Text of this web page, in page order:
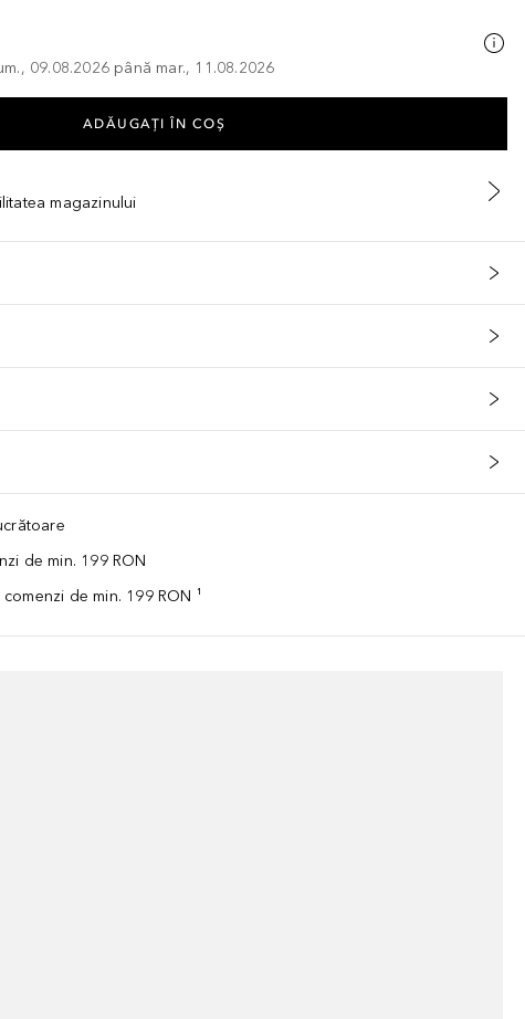
09.08.2026 până mar., 11.08.2026
ADĂUGAȚI ÎN COŞ
magazinului
de min. 199 RON
de min. 199 RON ¹